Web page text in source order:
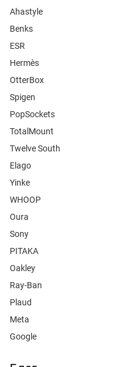
Ahastyle
Benks
ESR
Hermès
OtterBox
Spigen
PopSockets
TotalMount
Twelve South
Elago
Yinke
WHOOP
Oura
Sony
PITAKA
Oakley
Ray-Ban
Plaud
Meta
Google